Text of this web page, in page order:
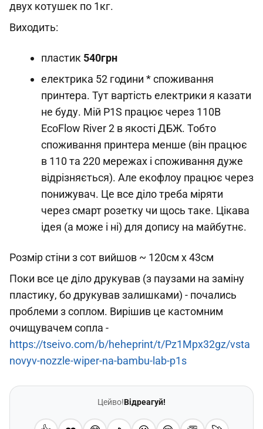
двух котушек по 1кг.
Виходить:
пластик 540грн
електрика 52 години * споживання
принтера. Тут вартість електрики я казати
не буду. Мій P1S працює через 110В
EcoFlow River 2 в якості ДБЖ. Тобто
споживання принтера менше (він працює
в 110 та 220 мережах і споживання дуже
відрізняється). Але екофлоу працює через
понижувач. Це все діло треба міряти
через смарт розетку чи щось таке. Цікава
ідея (а може і ні) для допису на майбутнє.
Розмір стіни з сот вийшов ~ 120см х 43см
Поки все це діло друкував (з паузами на заміну
пластику, бо друкував залишками) - почались
проблеми з соплом. Вирішив це кастомним
очищувачем сопла -
https://tseivo.com/b/heheprint/t/Pz1Mpx32gz/vsta
novyv-nozzle-wiper-na-bambu-lab-p1s
Цейво!Відреагуй!